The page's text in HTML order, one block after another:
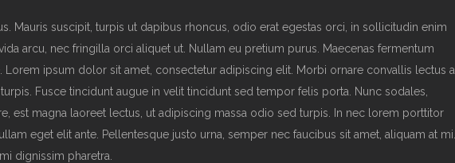
Mauris suscipit, turpis ut dapibus rhoncus, odio erat egestas orci, in sollicitudin enim
arcu, nec fringilla orci aliquet ut. Nullam eu pretium purus. Maecenas fermentum
Lorem ipsum dolor sit amet, consectetur adipiscing elit. Morbi ornare convallis lectus a
Fusce tincidunt augue in velit tincidunt sed tempor felis porta. Nunc sodales,
est magna laoreet lectus, ut adipiscing massa odio sed turpis. In nec lorem porttitor
eget elit ante. Pellentesque justo urna, semper nec faucibus sit amet, aliquam at mi.
dignissim pharetra.